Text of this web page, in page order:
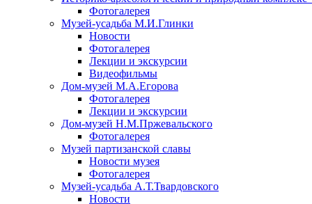
Фотогалерея
Музей-усадьба М.И.Глинки
Новости
Фотогалерея
Лекции и экскурсии
Видеофильмы
Дом-музей М.А.Егорова
Фотогалерея
Лекции и экскурсии
Дом-музей Н.М.Пржевальского
Фотогалерея
Музей партизанской славы
Новости музея
Фотогалерея
Музей-усадьба А.Т.Твардовского
Новости